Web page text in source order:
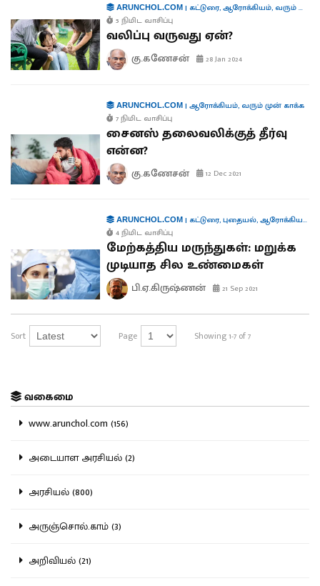
ARUNCHOL.COM| கட்டுரை,ஆரோக்கியம், வரும் முன் காக்க
5 நிமிட வாசிப்பு
வலிப்பு வருவது ஏன்?
கு.கணேசன் 28 Jan 2024
ARUNCHOL.COM| ஆரோக்கியம், வரும் முன் காக்க
7 நிமிட வாசிப்பு
சைனஸ் தலைவலிக்குத் தீர்வு
என்ன?
கு.கணேசன் 12 Dec 2021
ARUNCHOL.COM| கட்டுரை,புதையல்,ஆரோக்கியம்
4 நிமிட வாசிப்பு
மேற்கத்திய மருந்துகள்: மறுக்க
முடியாத சில உண்மைகள்
பி.ஏ.கிருஷ்ணன் 21 Sep 2021
Sort Page Showing 1-7 of 7
வகைமை
www.arunchol.com (156)
அடையாள அரசியல் (2)
அரசியல் (800)
அருஞ்சொல்.காம் (3)
அறிவியல் (21)